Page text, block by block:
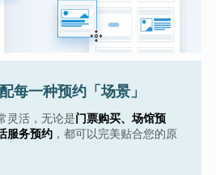
每一种预约「场景」
灵活，无论是门票购买、场馆预
服务预约，都可以完美贴合您的原